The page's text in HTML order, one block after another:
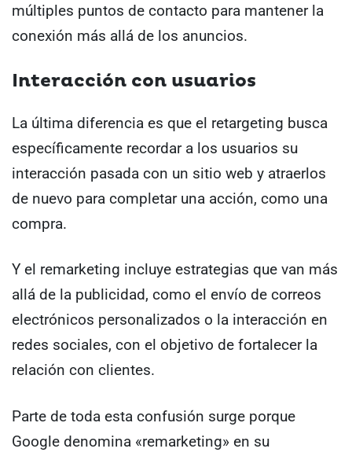
múltiples puntos de contacto para mantener la
conexión más allá de los anuncios.
Interacción con usuarios
La última diferencia es que el retargeting busca
específicamente recordar a los usuarios su
interacción pasada con un sitio web y atraerlos
de nuevo para completar una acción, como una
compra.
Y el remarketing incluye estrategias que van más
allá de la publicidad, como el envío de correos
electrónicos personalizados o la interacción en
redes sociales, con el objetivo de fortalecer la
relación con clientes.
Parte de toda esta confusión surge porque
Google denomina «remarketing» en su